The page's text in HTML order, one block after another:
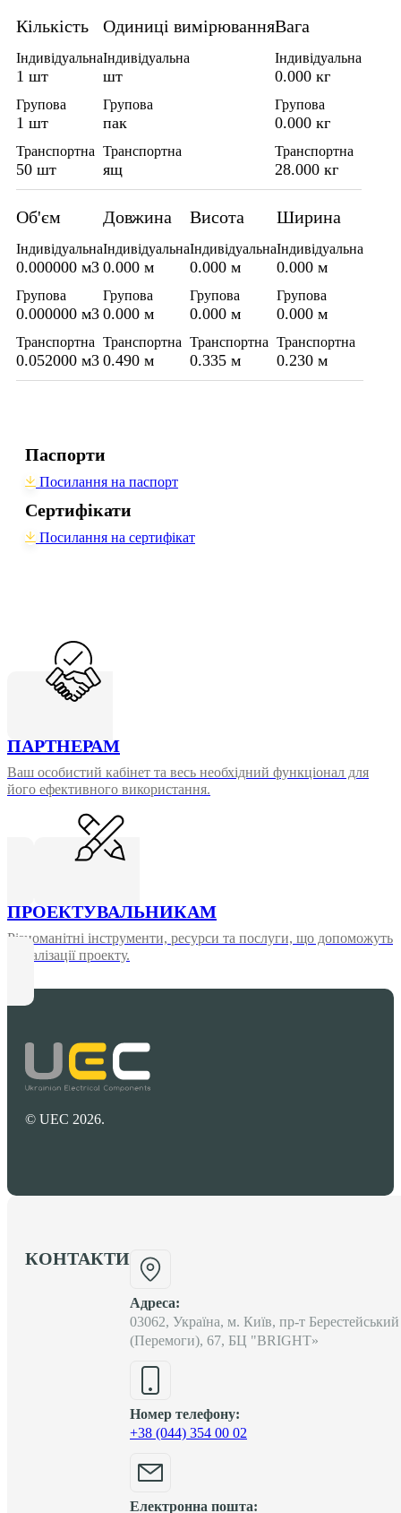
Кількість
Індивідуальна
1 шт
Групова
1 шт
Транспортна
50 шт
Одиниці вимірювання
Індивідуальна
шт
Групова
пак
Транспортна
ящ
Вага
Індивідуальна
0.000 кг
Групова
0.000 кг
Транспортна
28.000 кг
Об'єм
Індивідуальна
0.000000 м3
Групова
0.000000 м3
Транспортна
0.052000 м3
Довжина
Індивідуальна
0.000 м
Групова
0.000 м
Транспортна
0.490 м
Висота
Індивідуальна
0.000 м
Групова
0.000 м
Транспортна
0.335 м
Ширина
Індивідуальна
0.000 м
Групова
0.000 м
Транспортна
0.230 м
Паспорти
Посилання на паспорт
Сертифікати
Посилання на сертифікат
ПАРТНЕРАМ
Ваш особистий кабінет та весь необхідний функціонал для
його ефективного використання.
ПРОЕКТУВАЛЬНИКАМ
Різноманітні інструменти, ресурси та послуги, що допоможуть
у реалізації проекту.
© UEC 2026.
КОНТАКТИ
Адреса:
03062, Україна, м. Київ, пр-т Берестейський
(Перемоги), 67, БЦ "BRIGHT»
Номер телефону:
+38 (044) 354 00 02
Електронна пошта: